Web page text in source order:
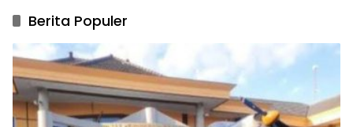
Berita Populer